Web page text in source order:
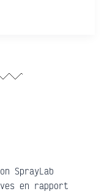
SprayLab
en rapport